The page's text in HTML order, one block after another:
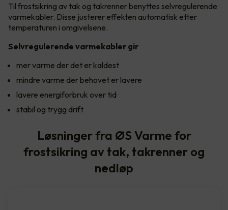
Til frostsikring av tak og takrenner benyttes selvregulerende
varmekabler. Disse justerer effekten automatisk etter
temperaturen i omgivelsene.
Selvregulerende varmekabler gir
mer varme der det er kaldest
mindre varme der behovet er lavere
lavere energiforbruk over tid
stabil og trygg drift
Løsninger fra ØS Varme for
frostsikring av tak, takrenner og
nedløp